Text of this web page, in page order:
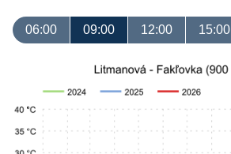
06:00 09:00 12:00 15:00